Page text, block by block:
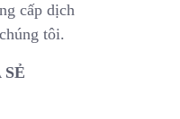
cấp dịch
tôi.